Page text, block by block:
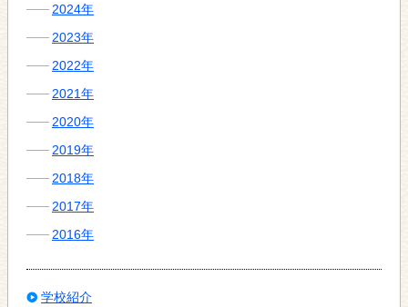
2024年
2023年
2022年
2021年
2020年
2019年
2018年
2017年
2016年
学校紹介